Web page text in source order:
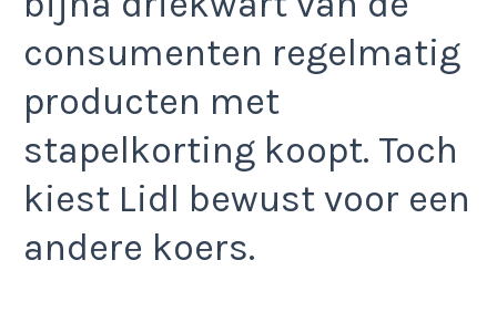
consumenten regelmatig
producten met
stapelkorting koopt. Toch
kiest Lidl bewust voor een
andere koers.